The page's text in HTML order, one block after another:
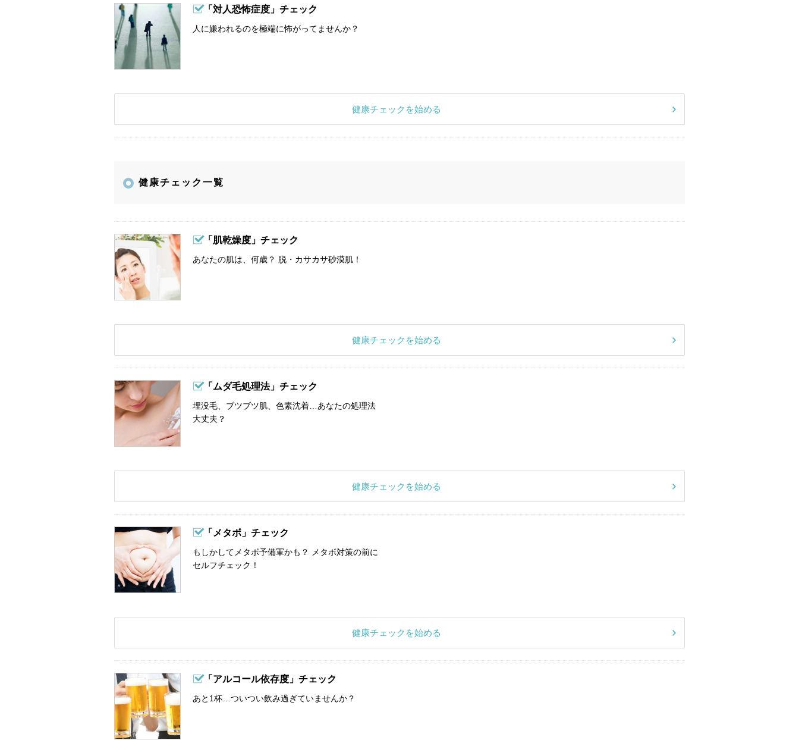
「対人恐怖症度」チェック
人に嫌われるのを極端に怖がってませんか？
健康チェックを始める
健康チェック一覧
「肌乾燥度」チェック
あなたの肌は、何歳？ 脱・カサカサ砂漠肌！
健康チェックを始める
「ムダ毛処理法」チェック
埋没毛、ブツブツ肌、色素沈着…あなたの処理法
大丈夫？
健康チェックを始める
「メタボ」チェック
もしかしてメタボ予備軍かも？ メタボ対策の前に
セルフチェック！
健康チェックを始める
「アルコール依存度」チェック
あと1杯…ついつい飲み過ぎていませんか？